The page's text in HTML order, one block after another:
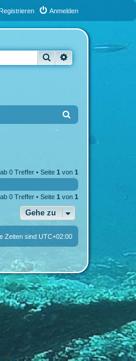
Anmelden
Suche
e
0 Treffer • Seite 1 von 1
0 Treffer • Seite 1 von 1
Gehe zu
Zeiten sind UTC+02:00